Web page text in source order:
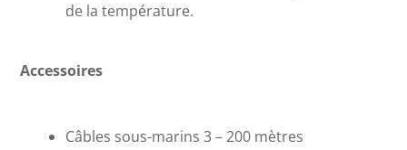
de la température.
Accessoires
Câbles sous-marins 3 – 200 mètres